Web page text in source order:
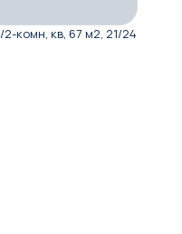
/2-комн, кв, 67 м2, 21/24